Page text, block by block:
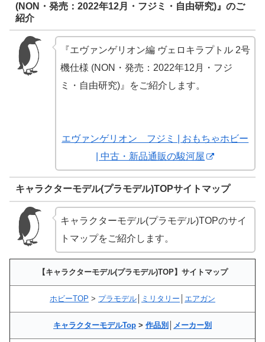
(NON・発売：2022年12月・フジミ・自由研究)』のご
紹介
『エヴァンゲリオン編 ヴェロキラプトル 2号
機仕様 (NON・発売：2022年12月・フジ
ミ・自由研究)』をご紹介します。
エヴァンゲリオン フジミ | おもちゃホビー
| 中古・新品通販の駿河屋
キャラクターモデル(プラモデル)TOPサイトマップ
キャラクターモデル(プラモデル)TOPのサイ
トマップをご紹介します。
【キャラクターモデル(プラモデル)TOP】サイトマップ
ホビーTOP > プラモデル ミリタリー エアガン
キャラクターモデルTop > 作品別 メーカー別